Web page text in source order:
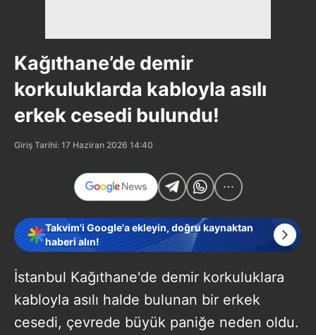
Kağıthane’de demir
korkuluklarda kabloyla asılı
erkek cesedi bulundu!
Giriş Tarihi: 17 Haziran 2026 14:40
Takvim'i Google'a ekleyin, doğru kaynaktan
haberi alın!
İstanbul Kağıthane'de demir korkuluklara
kabloyla asılı halde bulunan bir erkek
cesedi, çevrede büyük paniğe neden oldu.